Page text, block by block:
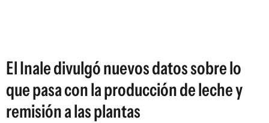
El Inale divulgó nuevos datos sobre lo
que pasa con la producción de leche y
remisión a las plantas